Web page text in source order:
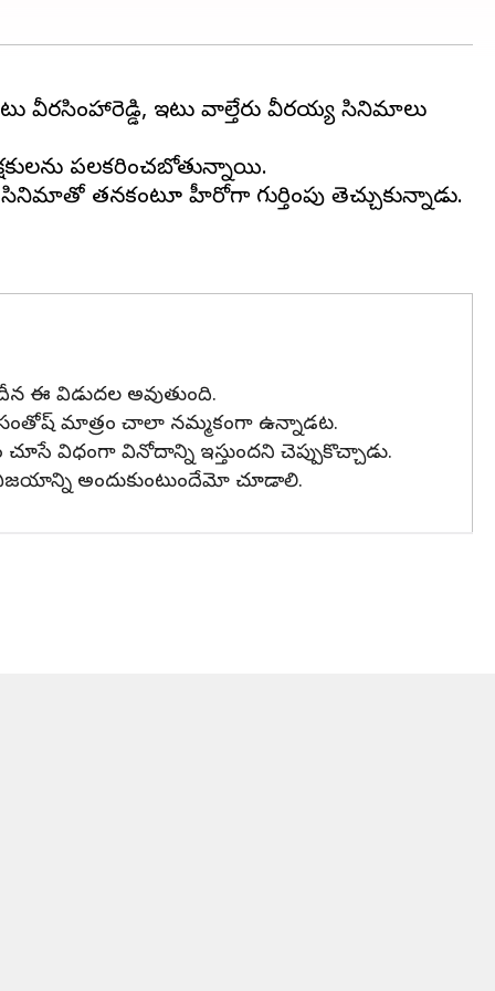
వీరసింహారెడ్డి, ఇటు వాల్తేరు వీరయ్య సినిమాలు
పలకరించబోతున్నాయి.
తనకంటూ హీరోగా గుర్తింపు తెచ్చుకున్నాడు.
ఈ విడుదల అవుతుంది.
మాత్రం చాలా నమ్మకంగా ఉన్నాడట.
విధంగా వినోదాన్ని ఇస్తుందని చెప్పుకొచ్చాడు.
అందుకుంటుందేమో చూడాలి.